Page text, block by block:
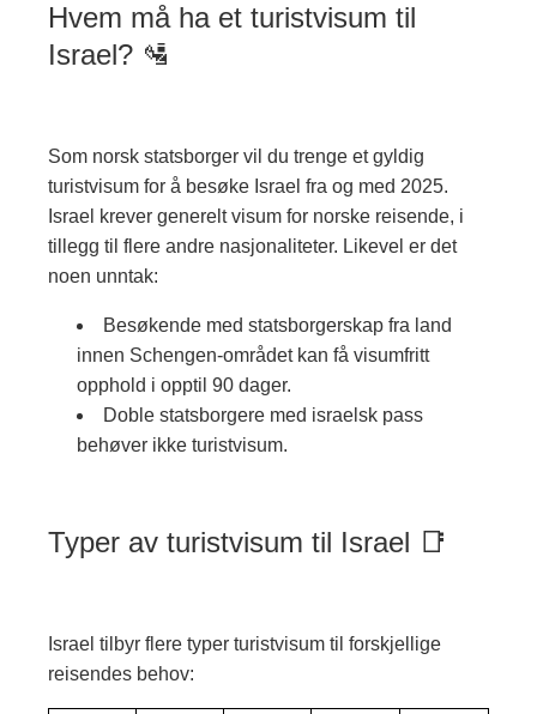
Hvem må ha et turistvisum til
Israel? 🛂
Som norsk statsborger vil du trenge et gyldig
turistvisum for å besøke Israel fra og med 2025.
Israel krever generelt visum for norske reisende, i
tillegg til flere andre nasjonaliteter. Likevel er det
noen unntak:
Besøkende med statsborgerskap fra land
innen Schengen-området kan få visumfritt
opphold i opptil 90 dager.
Doble statsborgere med israelsk pass
behøver ikke turistvisum.
Typer av turistvisum til Israel 📑
Israel tilbyr flere typer turistvisum til forskjellige
reisendes behov: